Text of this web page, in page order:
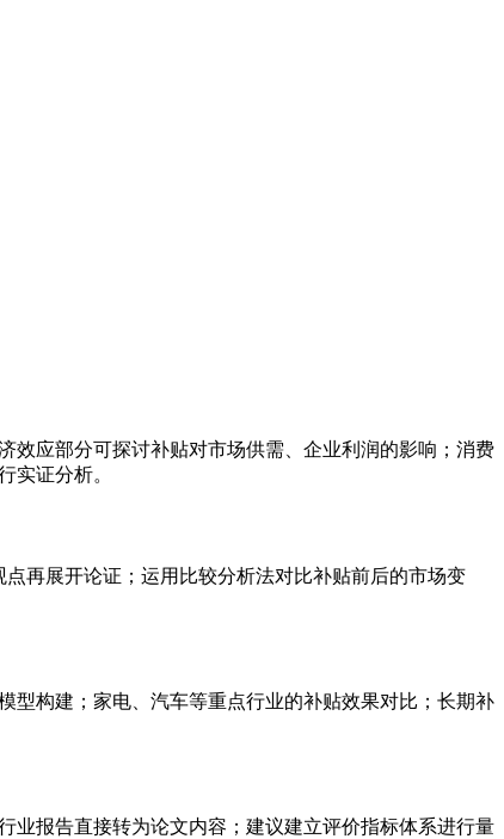
效应部分可探讨补贴对市场供需、企业利润的影响；消费
实证分析。
再展开论证；运用比较分析法对比补贴前后的市场变
型构建；家电、汽车等重点行业的补贴效果对比；长期补
业报告直接转为论文内容；建议建立评价指标体系进行量